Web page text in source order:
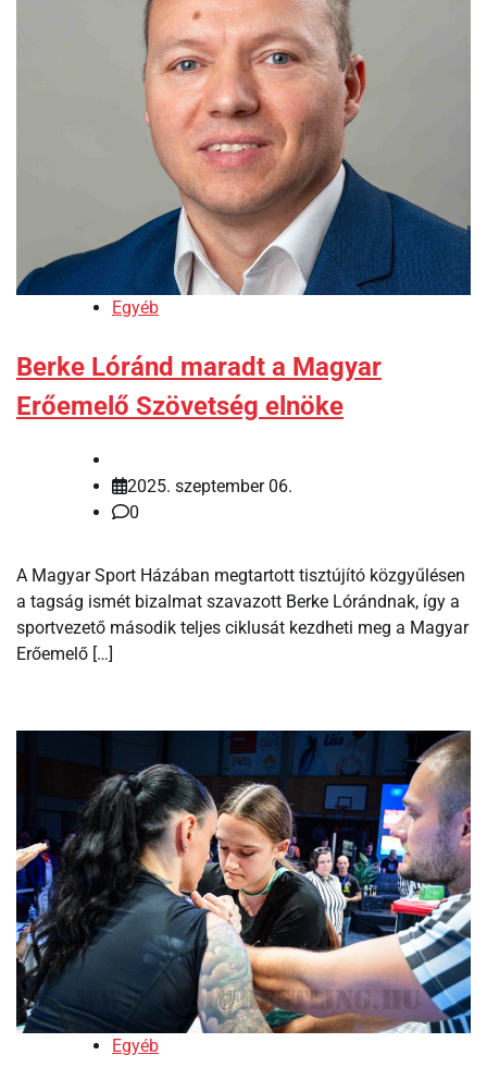
Egyéb
Berke Lóránd maradt a Magyar
Erőemelő Szövetség elnöke
2025. szeptember 06.
0
A Magyar Sport Házában megtartott tisztújító közgyűlésen
a tagság ismét bizalmat szavazott Berke Lórándnak, így a
sportvezető második teljes ciklusát kezdheti meg a Magyar
Erőemelő […]
Egyéb